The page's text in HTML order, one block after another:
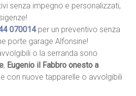
senza impegno e personalizzati,
070014 per un preventivo senza
porte garage Alfonsine!
o la serranda sono
, Eugenio il Fabbro onesto a
con nuove tapparelle o avvolgibili